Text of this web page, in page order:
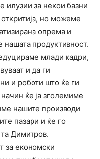
илузии за некои базни
но можеме
опрема и
нашата продуктивност.
млади кадри,
и да ги
и роботи што ќе ги
ќе ја зголемиме
нашите производи
пазари и ќе го
Димитров.
за економски